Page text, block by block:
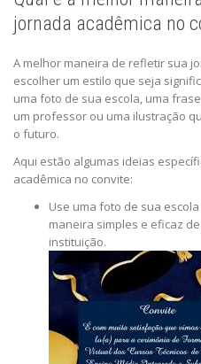
jornada acadêmica no
A melhor maneira de refletir sua
escolher um estilo que seja
uma foto de sua escola, uma
um professor ou uma ilustração
o futuro.
Aqui estão algumas ideias
acadêmica no convite:
Use uma foto de sua
maneira simples e eficaz
instituição.